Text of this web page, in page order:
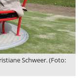
Schweer. (Foto: